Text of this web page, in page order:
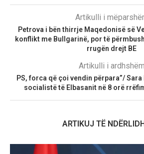
Artikulli i
Petrova i bën thirrje Maqedonisë së
konflikt me Bullgarinë, por të
rrugën drejt BE
Artikulli i ardhshëm
PS, forca që çoi vendin përpara”/
socialistë të Elbasanit në 8 orë
ARTIKUJ TË